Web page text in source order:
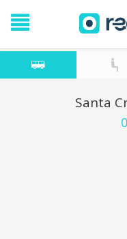
Santa